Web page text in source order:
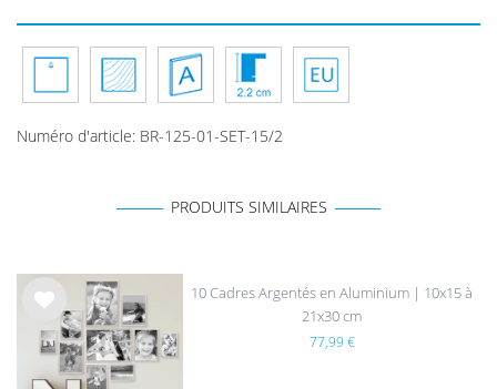
Numéro d'article: BR-125-01-SET-15/2
PRODUITS SIMILAIRES
e de
hait
10 Cadres Argentés en Aluminium | 10x15 à
21x30 cm
77,99 €